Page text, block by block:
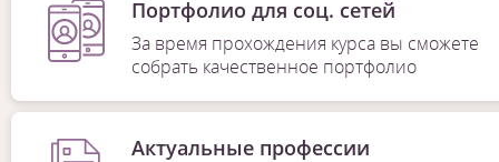
Портфолио для соц. сетей
За время прохождения курса вы сможете
собрать качественное портфолио
Актуальные профессии